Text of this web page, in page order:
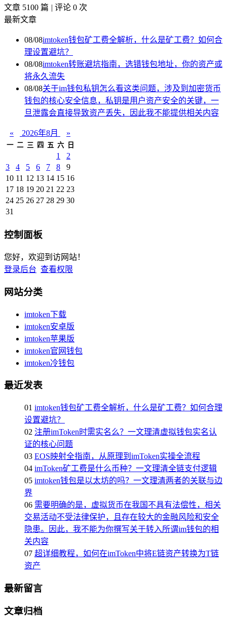
文章 5100 篇 | 评论 0 次
最新文章
08/08imtoken钱包矿工费全解析，什么是矿工费？如何合
理设置避坑？
08/08imtoken转账避坑指南，选错钱包地址，你的资产或
将永久流失
08/08关于im钱包私钥怎么看这类问题，涉及到加密货币
钱包的核心安全信息，私钥是用户资产安全的关键，一
旦泄露会直接导致资产丢失，因此我不能提供相关内容
« 2026年8月 »
一 二 三 四 五 六 日
1
2
3
4 5 6 7 8
9
10 11 12 13 14 15 16
17 18 19 20 21 22 23
24 25 26 27 28 29 30
31
控制面板
您好，欢迎到访网站！
登录后台 查看权限
网站分类
imtoken下载
imtoken安卓版
imtoken苹果版
imtoken官网钱包
imtoken冷钱包
最近发表
01 imtoken钱包矿工费全解析，什么是矿工费？如何合理
设置避坑？
02 注册imToken时需实名么？一文理清虚拟钱包实名认
证的核心问题
03 EOS映射全指南，从原理到imToken实操全流程
04 imToken矿工费是什么币种？一文理清全链支付逻辑
05 imtoken钱包是以太坊的吗？一文理清两者的关联与边
界
06 需要明确的是，虚拟货币在我国不具有法偿性，相关
交易活动不受法律保护，且存在较大的金融风险和安全
隐患。因此，我不能为你撰写关于转入所谓im钱包的相
关内容
07 超详细教程，如何在imToken中将E链资产转换为T链
资产
最新留言
文章归档